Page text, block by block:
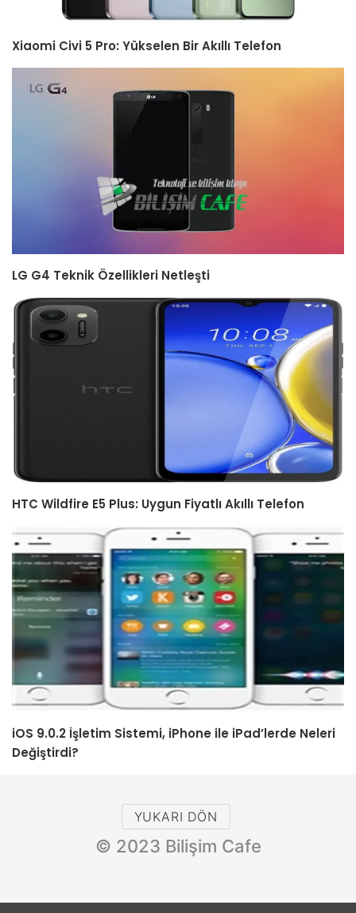
Xiaomi Civi 5 Pro: Yükselen Bir Akıllı Telefon
LG G4 Teknik Özellikleri Netleşti
HTC Wildfire E5 Plus: Uygun Fiyatlı Akıllı Telefon
iOS 9.0.2 İşletim Sistemi, iPhone ile iPad’lerde Neleri
Değiştirdi?
YUKARI DÖN
© 2023 Bilişim Cafe